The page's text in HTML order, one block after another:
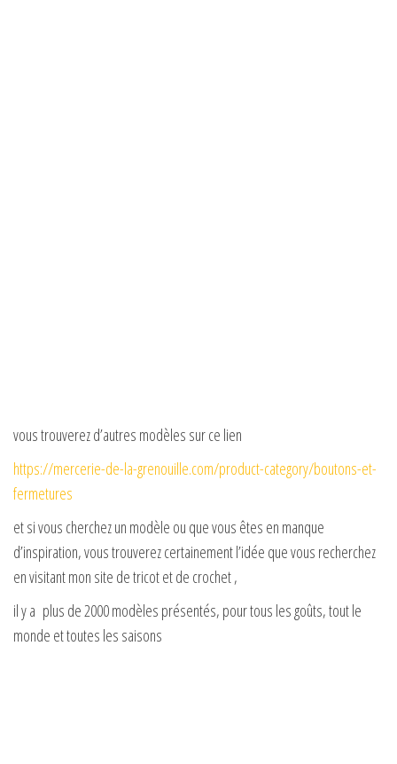
vous trouverez d’autres modèles sur ce lien
https://mercerie-de-la-grenouille.com/product-category/boutons-et-
fermetures
et si vous cherchez un modèle ou que vous êtes en manque
d’inspiration, vous trouverez certainement l’idée que vous recherchez
en visitant mon site de tricot et de crochet ,
il y a plus de 2000 modèles présentés, pour tous les goûts, tout le
monde et toutes les saisons